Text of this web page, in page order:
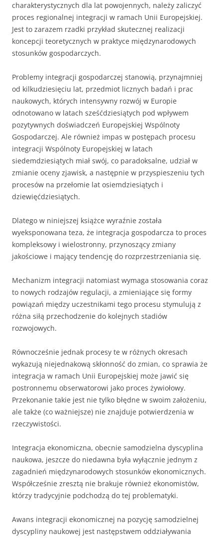
charakterystycznych dla lat powojennych, należy zaliczyć
proces regionalnej integracji w ramach Unii Europejskiej.
Jest to zarazem rzadki przykład skutecznej realizacji
koncepcji teoretycznych w praktyce międzynarodowych
stosunków gospodarczych.
Problemy integracji gospodarczej stanowią, przynajmniej
od kilkudziesięciu lat, przedmiot licznych badań i prac
naukowych, których intensywny rozwój w Europie
odnotowano w latach sześćdziesiątych pod wpływem
pozytywnych doświadczeń Europejskiej Wspólnoty
Gospodarczej. Ale również impas w postępach procesu
integracji Wspólnoty Europejskiej w latach
siedemdziesiątych miał swój, co paradoksalne, udział w
zmianie oceny zjawisk, a następnie w przyspieszeniu tych
procesów na przełomie lat osiemdziesiątych i
dziewięćdziesiątych.
Dlatego w niniejszej książce wyraźnie została
wyeksponowana teza, że integracja gospodarcza to proces
kompleksowy i wielostronny, przynoszący zmiany
jakościowe i mający tendencję do rozprzestrzeniania się.
Mechanizm integracji natomiast wymaga stosowania coraz
to nowych rodzajów regulacji, a zmieniające się formy
powiązań między uczestnikami tego procesu stymulują z
różna siłą przechodzenie do kolejnych stadiów
rozwojowych.
Równocześnie jednak procesy te w różnych okresach
wykazują niejednakową skłonność do zmian, co sprawia że
integracja w ramach Unii Europejskiej może jawić się
postronnemu obserwatorowi jako proces żywiołowy.
Przekonanie takie jest nie tylko błędne w swoim założeniu,
ale także (co ważniejsze) nie znajduje potwierdzenia w
rzeczywistości.
Integracja ekonomiczna, obecnie samodzielna dyscyplina
naukowa, jeszcze do niedawna była wyłącznie jednym z
zagadnień międzynarodowych stosunków ekonomicznych.
Współcześnie zresztą nie brakuje również ekonomistów,
którzy tradycyjnie podchodzą do tej problematyki.
Awans integracji ekonomicznej na pozycję samodzielnej
dyscypliny naukowej jest następstwem oddziaływania